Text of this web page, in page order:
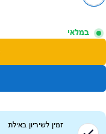
במלאי
זמין לשיריון באילת